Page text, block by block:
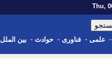
- علمی - فناوری - حوادث - بین الملل